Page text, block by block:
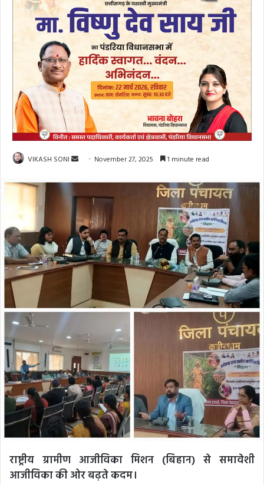
VIKASH SONI
Send November 27, 2025 1 minute read
राष्ट्रीय ग्रामीण आजीविका मिशन (बिहान) से समावेशी
आजीविका की ओर बढ़ते कदम।